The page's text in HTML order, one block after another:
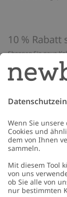
10 %
Shoppen Sie neue
Guides und
*Gilt nur für deine
oder Angeboten